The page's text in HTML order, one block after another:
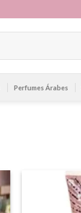
Perfumes Árabes